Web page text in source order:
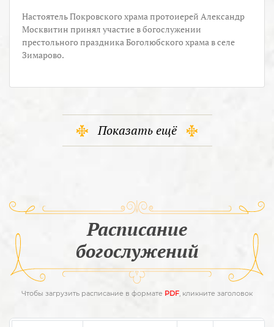
Настоятель Покровского храма протоиерей Александр
Москвитин принял участие в богослужении
престольного праздника Боголюбского храма в селе
Зимарово.
Показать ещё
Расписание
богослужений
Чтобы загрузить расписание в формате PDF, кликните заголовок